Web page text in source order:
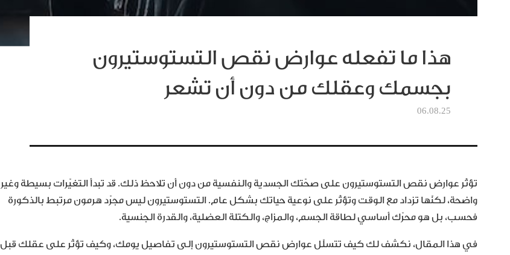
هذا ما تفعله عوارض نقص التستوستيرون
بجسمك وعقلك من دون أن تشعر
06.08.25
تؤثّر عوارض نقص التستوستيرون على صحّتك الجسدية والنفسية من دون أن تلاحظ ذلك. قد تبدأ التغيّرات بسيطة وغير
واضحة، لكنّها تزداد مع الوقت وتؤثّر على نوعية حياتك بشكل عام. التستوستيرون ليس مجرّد هرمون مرتبط بالذكورة
فحسب، بل هو محرّك أساسي لطاقة الجسم، والمزاج، والكتلة العضلية، والقدرة الجنسية.
في هذا المقال، نكشف لك كيف تتسلّل عوارض نقص التستوستيرون إلى تفاصيل يومك، وكيف تؤثّر على عقلك قبل